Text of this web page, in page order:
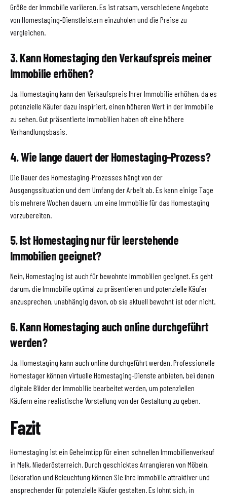
Größe der Immobilie variieren. Es ist ratsam, verschiedene Angebote
von Homestaging-Dienstleistern einzuholen und die Preise zu
vergleichen.
3. Kann Homestaging den Verkaufspreis meiner
Immobilie erhöhen?
Ja, Homestaging kann den Verkaufspreis Ihrer Immobilie erhöhen, da es
potenzielle Käufer dazu inspiriert, einen höheren Wert in der Immobilie
zu sehen. Gut präsentierte Immobilien haben oft eine höhere
Verhandlungsbasis.
4. Wie lange dauert der Homestaging-Prozess?
Die Dauer des Homestaging-Prozesses hängt von der
Ausgangssituation und dem Umfang der Arbeit ab. Es kann einige Tage
bis mehrere Wochen dauern, um eine Immobilie für das Homestaging
vorzubereiten.
5. Ist Homestaging nur für leerstehende
Immobilien geeignet?
Nein, Homestaging ist auch für bewohnte Immobilien geeignet. Es geht
darum, die Immobilie optimal zu präsentieren und potenzielle Käufer
anzusprechen, unabhängig davon, ob sie aktuell bewohnt ist oder nicht.
6. Kann Homestaging auch online durchgeführt
werden?
Ja, Homestaging kann auch online durchgeführt werden. Professionelle
Homestager können virtuelle Homestaging-Dienste anbieten, bei denen
digitale Bilder der Immobilie bearbeitet werden, um potenziellen
Käufern eine realistische Vorstellung von der Gestaltung zu geben.
Fazit
Homestaging ist ein Geheimtipp für einen schnellen Immobilienverkauf
in Melk, Niederösterreich. Durch geschicktes Arrangieren von Möbeln,
Dekoration und Beleuchtung können Sie Ihre Immobilie attraktiver und
ansprechender für potenzielle Käufer gestalten. Es lohnt sich, in